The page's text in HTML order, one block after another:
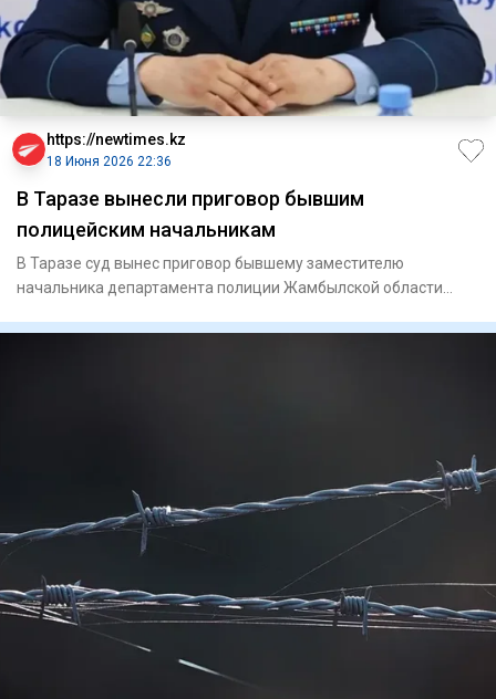
https://newtimes.kz
18 Июня 2026 22:36
В Таразе вынесли приговор бывшим
полицейским начальникам
В Таразе суд вынес приговор бывшему заместителю
начальника департамента полиции Жамбылской области